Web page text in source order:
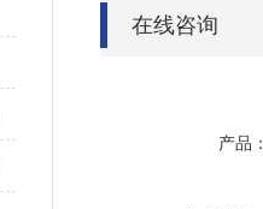
在线咨询
产品：